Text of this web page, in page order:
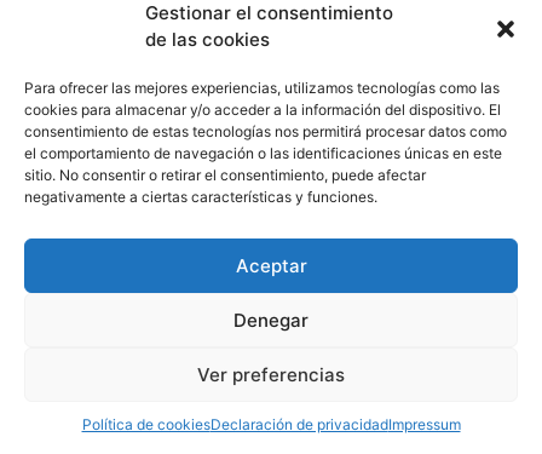
Gestionar el consentimiento
de las cookies
Para ofrecer las mejores experiencias, utilizamos tecnologías como las
cookies para almacenar y/o acceder a la información del dispositivo. El
consentimiento de estas tecnologías nos permitirá procesar datos como
el comportamiento de navegación o las identificaciones únicas en este
sitio. No consentir o retirar el consentimiento, puede afectar
negativamente a ciertas características y funciones.
Aceptar
Denegar
Ver preferencias
Política de cookiesDeclaración de privacidadImpressum
Política de Cookies
Aviso Legal
910 607 564
derechos reservados